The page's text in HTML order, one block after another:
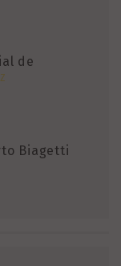
de
Biagetti